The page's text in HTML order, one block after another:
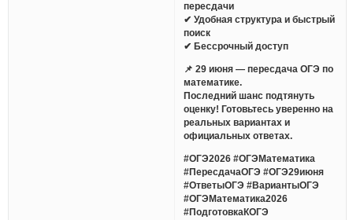
пересдачи
✔ Удобная структура и быстрый
поиск
✔ Бессрочный доступ
📌 29 июня — пересдача ОГЭ по
математике.
Последний шанс подтянуть
оценку! Готовьтесь уверенно на
реальных вариантах и
официальных ответах.
#ОГЭ2026 #ОГЭМатематика
#ПересдачаОГЭ #ОГЭ29июня
#ОтветыОГЭ #ВариантыОГЭ
#ОГЭМатематика2026
#ПодготовкаКОГЭ